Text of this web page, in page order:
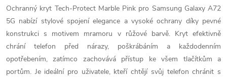
Ochranný kryt Tech-Protect Marble Pink pro Samsung Galaxy A72
5G nabízí stylové spojení elegance a vysoké ochrany díky pevné
konstrukci s motivem mramoru v růžové barvě. Kryt efektivně
chrání telefon před nárazy, poškrábáním a každodenním
opotřebením, zatímco zachovává přístup ke všem tlačítkům a
portům. Je ideální pro uživatele, kteří chtějí svůj telefon chránit s